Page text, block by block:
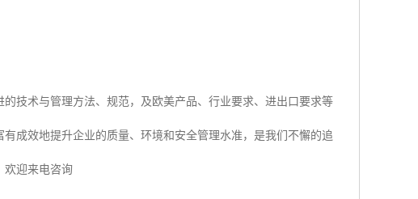
技术与管理方法、规范，及欧美产品、行业要求、进出口要求等
成效地提升企业的质量、环境和安全管理水准，是我们不懈的追
欢迎来电咨询